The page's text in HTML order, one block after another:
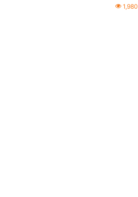
1,980